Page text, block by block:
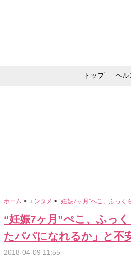
トップ ヘル
ホーム > エンタメ > “妊娠7ヶ月”ぺこ、ふっ
“妊娠7ヶ月”ぺこ、ふっ
たパパになれるか」と不
2018-04-09 11:55